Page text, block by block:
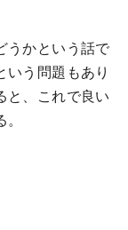
うかという話で
いう問題もあり
と、これで良い